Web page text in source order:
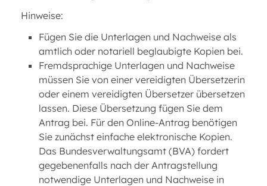
Hinweise:
Fügen Sie die Unterlagen und Nachweise als
amtlich oder notariell beglaubigte Kopien bei.
Fremdsprachige Unterlagen und Nachweise
müssen Sie von einer vereidigten Übersetzerin
oder einem vereidigten Übersetzer übersetzen
lassen. Diese Übersetzung fügen Sie dem
Antrag bei. Für den Online-Antrag benötigen
Sie zunächst einfache elektronische Kopien.
Das Bundesverwaltungsamt (BVA) fordert
gegebenenfalls nach der Antragstellung
notwendige Unterlagen und Nachweise in